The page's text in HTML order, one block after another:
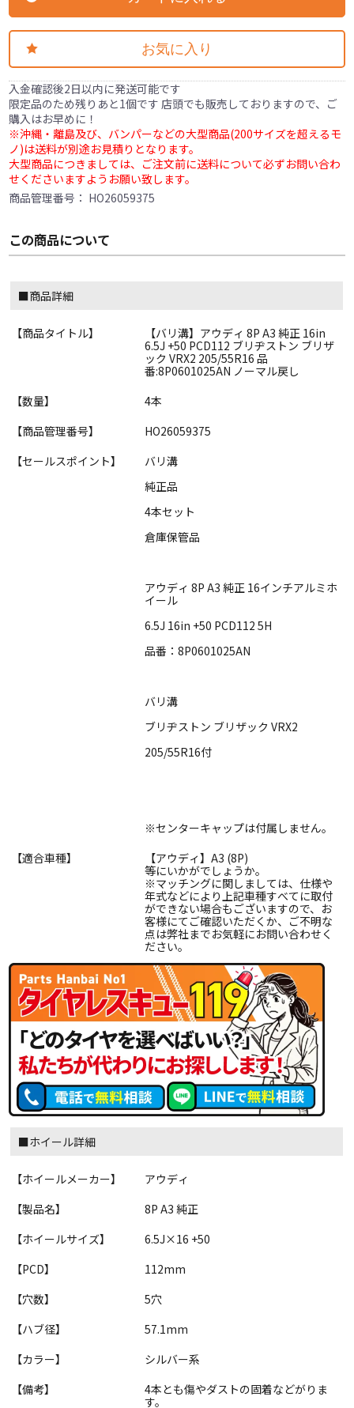
お気に入り
入金確認後2日以内に発送可能です
限定品のため残りあと1個です 店頭でも販売しておりますので、ご
購入はお早めに！
※沖縄・離島及び、バンパーなどの大型商品(200サイズを超えるモ
ノ)は送料が別途お見積りとなります。
大型商品につきましては、ご注文前に送料について必ずお問い合わ
せくださいますようお願い致します。
商品管理番号： HO26059375
この商品について
■商品詳細
【商品タイトル】
【バリ溝】アウディ 8P A3 純正 16in
6.5J +50 PCD112 ブリヂストン ブリザ
ック VRX2 205/55R16 品
番:8P0601025AN ノーマル戻し
【数量】
4本
【商品管理番号】
HO26059375
【セールスポイント】
バリ溝
純正品
4本セット
倉庫保管品
アウディ 8P A3 純正 16インチアルミホ
イール
6.5J 16in +50 PCD112 5H
品番：8P0601025AN
バリ溝
ブリヂストン ブリザック VRX2
205/55R16付
※センターキャップは付属しません。
【適合車種】
【アウディ】A3 (8P)
等にいかがでしょうか。
※マッチングに関しましては、仕様や
年式などにより上記車種すべてに取付
ができない場合もございますので、お
客様にてご確認いただくか、ご不明な
点は弊社までお気軽にお問い合わせく
ださい。
■ホイール詳細
【ホイールメーカー】
アウディ
【製品名】
8P A3 純正
【ホイールサイズ】
6.5J×16 +50
【PCD】
112mm
【穴数】
5穴
【ハブ径】
57.1mm
【カラー】
シルバー系
【備考】
4本とも傷やダストの固着などがりま
す。